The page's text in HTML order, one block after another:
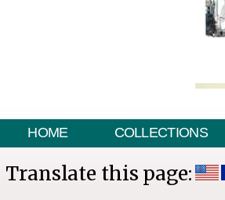
HOME COLLECTIONS
Translate this page: